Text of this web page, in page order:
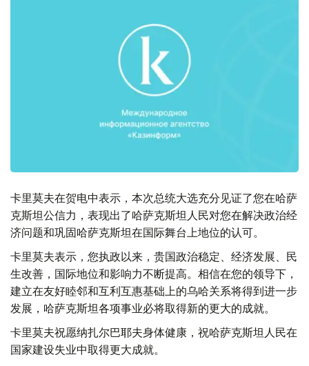
卡里莫夫在贺电中表示，本次总统大选充分见证了您在哈萨
克斯坦公信力，表现出了哈萨克斯坦人民对您在解决政治经
济问题和巩固哈萨克斯坦在国际舞台上地位的认可。
卡里莫夫表示，您执政以来，贵国政治稳定、经济发展、民
生改善，国际地位和影响力不断提高。相信在您的领导下，
建立在友好睦邻和互利互惠基础上的乌哈关系将得到进一步
发展，哈萨克斯坦各项事业必将取得新的更大的成就。
卡里莫夫祝愿纳扎尔巴耶夫身体健康，祝哈萨克斯坦人民在
国家建设失业中取得更大成就。